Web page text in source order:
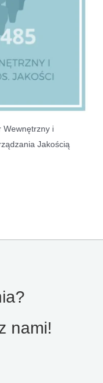
Wewnętrzny i
Jakością
nami!